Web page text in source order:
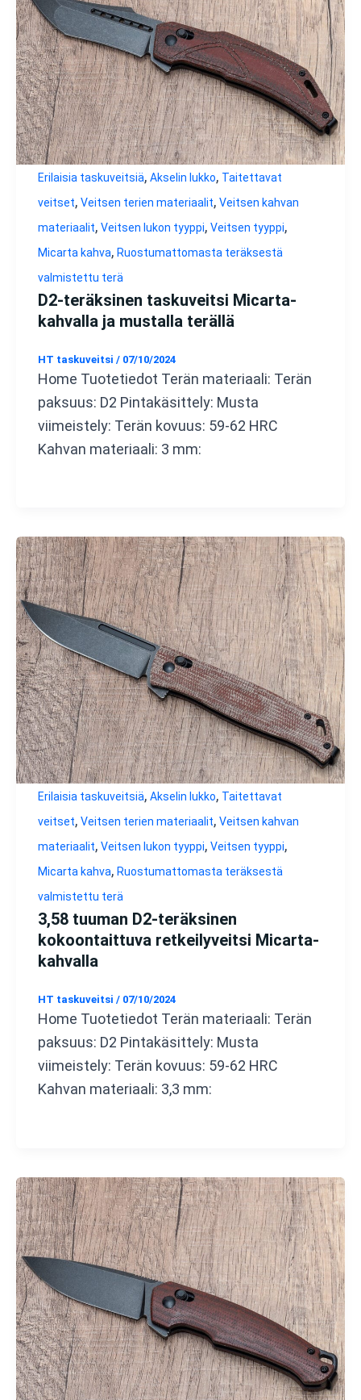
Erilaisia taskuveitsiä, Akselin lukko, Taitettavat
veitset, Veitsen terien materiaalit, Veitsen kahvan
materiaalit, Veitsen lukon tyyppi, Veitsen tyyppi,
Micarta kahva, Ruostumattomasta teräksestä
valmistettu terä
D2-teräksinen taskuveitsi Micarta-
kahvalla ja mustalla terällä
HT taskuveitsi / 07/10/2024
Home Tuotetiedot Terän materiaali: Terän
paksuus: D2 Pintakäsittely: Musta
viimeistely: Terän kovuus: 59-62 HRC
Kahvan materiaali: 3 mm:
Erilaisia taskuveitsiä, Akselin lukko, Taitettavat
veitset, Veitsen terien materiaalit, Veitsen kahvan
materiaalit, Veitsen lukon tyyppi, Veitsen tyyppi,
Micarta kahva, Ruostumattomasta teräksestä
valmistettu terä
3,58 tuuman D2-teräksinen
kokoontaittuva retkeilyveitsi Micarta-
kahvalla
HT taskuveitsi / 07/10/2024
Home Tuotetiedot Terän materiaali: Terän
paksuus: D2 Pintakäsittely: Musta
viimeistely: Terän kovuus: 59-62 HRC
Kahvan materiaali: 3,3 mm: